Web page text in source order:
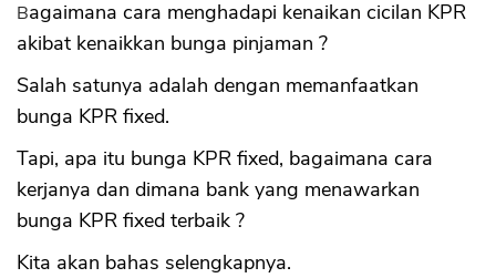
Bagaimana cara menghadapi kenaikan cicilan KPR
akibat kenaikkan bunga pinjaman ?
Salah satunya adalah dengan memanfaatkan
bunga KPR fixed.
Tapi, apa itu bunga KPR fixed, bagaimana cara
kerjanya dan dimana bank yang menawarkan
bunga KPR fixed terbaik ?
Kita akan bahas selengkapnya.